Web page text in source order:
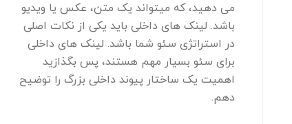
می دهید، که میتواند یک متن، عکس یا ویدیو
باشد. لینک های داخلی باید یکی از نکات اصلی
در استراتژی سئو شما باشد. لینک های داخلی
برای سئو بسیار مهم هستند، پس بگذازید
اهمیت یک ساختار پیوند داخلی بزرگ را توضیح
دهم.